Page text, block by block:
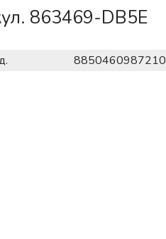
863469-DB5E
8850460987210